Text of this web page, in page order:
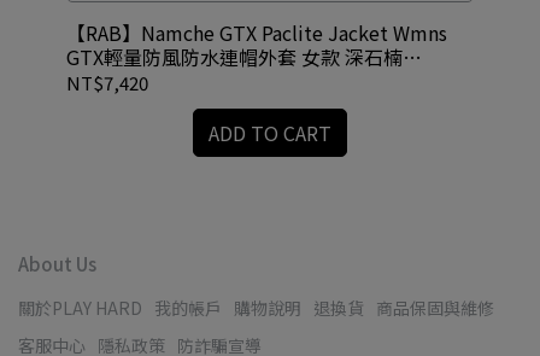
【RAB】Namche GTX Paclite Jacket Wmns
GTX輕量防風防水連帽外套 女款 深石楠
#QWH60
NT$7,420
ADD TO CART
About Us
關於PLAY HARD 我的帳戶 購物說明 退換貨 商品保固與維修
客服中心 隱私政策 防詐騙宣導